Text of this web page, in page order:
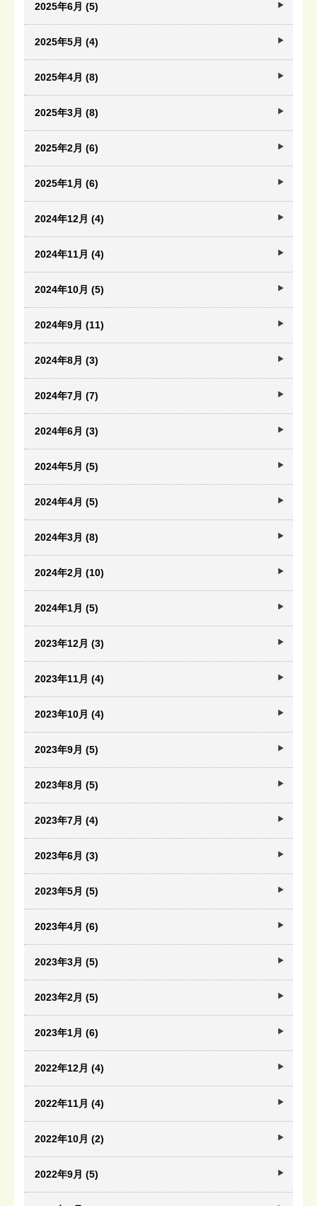
2025年6月 (5)
2025年5月 (4)
2025年4月 (8)
2025年3月 (8)
2025年2月 (6)
2025年1月 (6)
2024年12月 (4)
2024年11月 (4)
2024年10月 (5)
2024年9月 (11)
2024年8月 (3)
2024年7月 (7)
2024年6月 (3)
2024年5月 (5)
2024年4月 (5)
2024年3月 (8)
2024年2月 (10)
2024年1月 (5)
2023年12月 (3)
2023年11月 (4)
2023年10月 (4)
2023年9月 (5)
2023年8月 (5)
2023年7月 (4)
2023年6月 (3)
2023年5月 (5)
2023年4月 (6)
2023年3月 (5)
2023年2月 (5)
2023年1月 (6)
2022年12月 (4)
2022年11月 (4)
2022年10月 (2)
2022年9月 (5)